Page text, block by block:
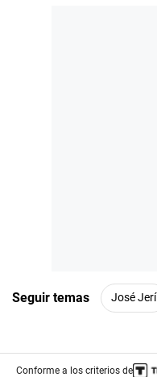
Seguir temas José Jerí
Conforme a los criterios de